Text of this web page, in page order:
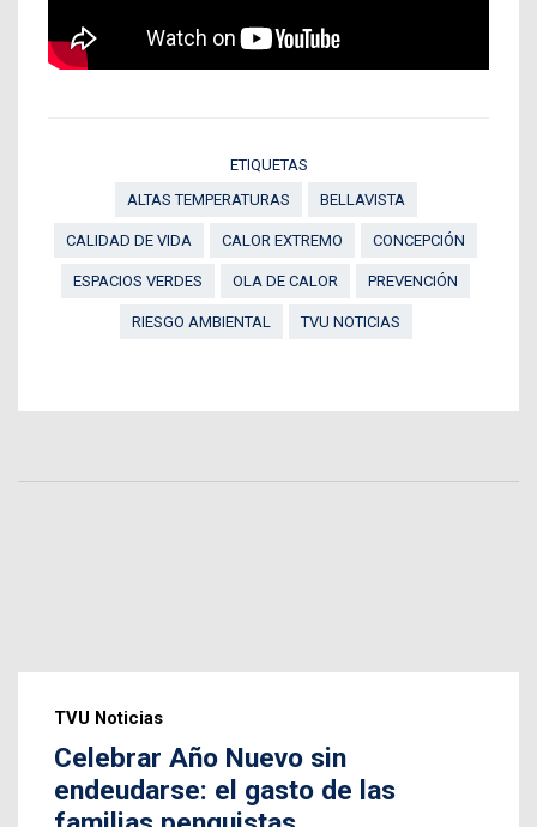
ETIQUETAS
ALTAS TEMPERATURAS
BELLAVISTA
CALIDAD DE VIDA CALOR EXTREMO CONCEPCIÓN
ESPACIOS VERDES OLA DE CALOR PREVENCIÓN
RIESGO AMBIENTAL TVU NOTICIAS
TVU Noticias
Celebrar Año Nuevo sin
endeudarse: el gasto de las